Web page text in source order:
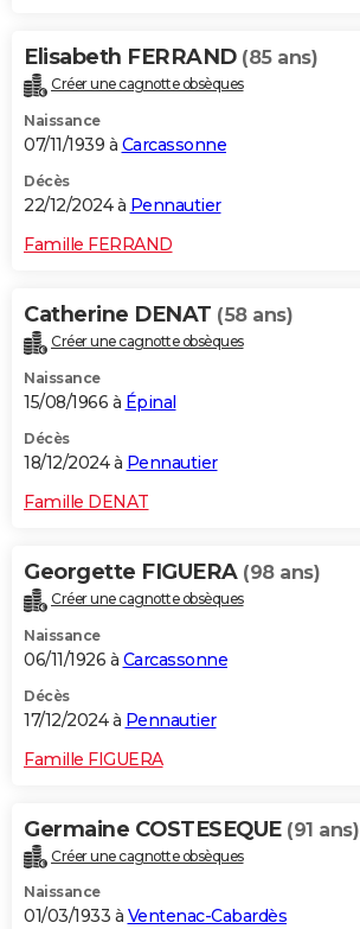
Elisabeth FERRAND (85 ans)
Créer une cagnotte obsèques
Naissance
07/11/1939 à Carcassonne
Décès
22/12/2024 à Pennautier
Famille FERRAND
Catherine DENAT (58 ans)
Créer une cagnotte obsèques
Naissance
15/08/1966 à Épinal
Décès
18/12/2024 à Pennautier
Famille DENAT
Georgette FIGUERA (98 ans)
Créer une cagnotte obsèques
Naissance
06/11/1926 à Carcassonne
Décès
17/12/2024 à Pennautier
Famille FIGUERA
Germaine COSTESEQUE (91 ans)
Créer une cagnotte obsèques
Naissance
01/03/1933 à Ventenac-Cabardès